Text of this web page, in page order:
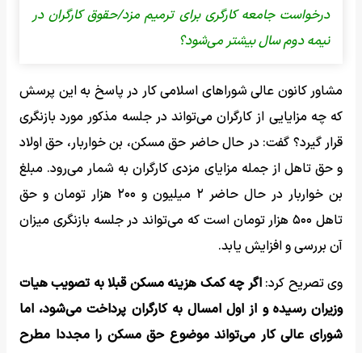
درخواست جامعه کارگری برای ترمیم مزد/حقوق کارگران در
نیمه دوم سال بیشتر می‌شود؟
مشاور کانون عالی شوراهای اسلامی کار در پاسخ به این پرسش
که چه مزایایی از کارگران می‌تواند در جلسه مذکور مورد بازنگری
قرار گیرد؟ گفت: در حال حاضر حق مسکن، بن خواربار، حق اولاد
و حق تاهل از جمله مزایای مزدی کارگران به شمار می‌رود. مبلغ
بن خواربار در حال حاضر ۲ میلیون و ۲۰۰ هزار تومان و حق
تاهل ۵۰۰ هزار تومان است که می‌تواند در جلسه بازنگری میزان
آن بررسی و افزایش یابد.
وی تصریح کرد:اگر چه کمک هزینه مسکن قبلا به تصویب هیات
وزیران رسیده و از اول امسال به کارگران پرداخت می‌شود، اما
شورای عالی کار می‌تواند موضوع حق مسکن را مجددا مطرح